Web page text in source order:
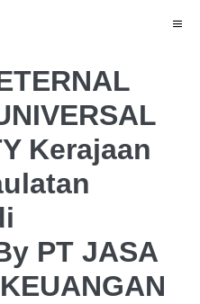
Kerajaan
PT JASA